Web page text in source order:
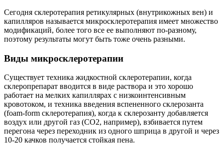
Сегодня склеротерапия ретикулярных (внутрикожных вен) и
капилляров называется микросклеротерапия имеет множество
модификаций, более того все ее выполняют по-разному,
поэтому результаты могут быть тоже очень разными.
Виды микросклеротерапии
Существует техника жидкостной склеротерапии, когда
склеропрепарат вводится в виде раствора и это хорошо
работает на мелких капиллярах с низкоинтенсивным
кровотоком, и техника введения вспененного склерозанта
(foam-form склеротерапия), когда к склерозанту добавляется
воздух или другой газ (CO2, например), взбивается путем
перегона через переходник из одного шприца в другой и через
10-20 качков получается стойкая пена.